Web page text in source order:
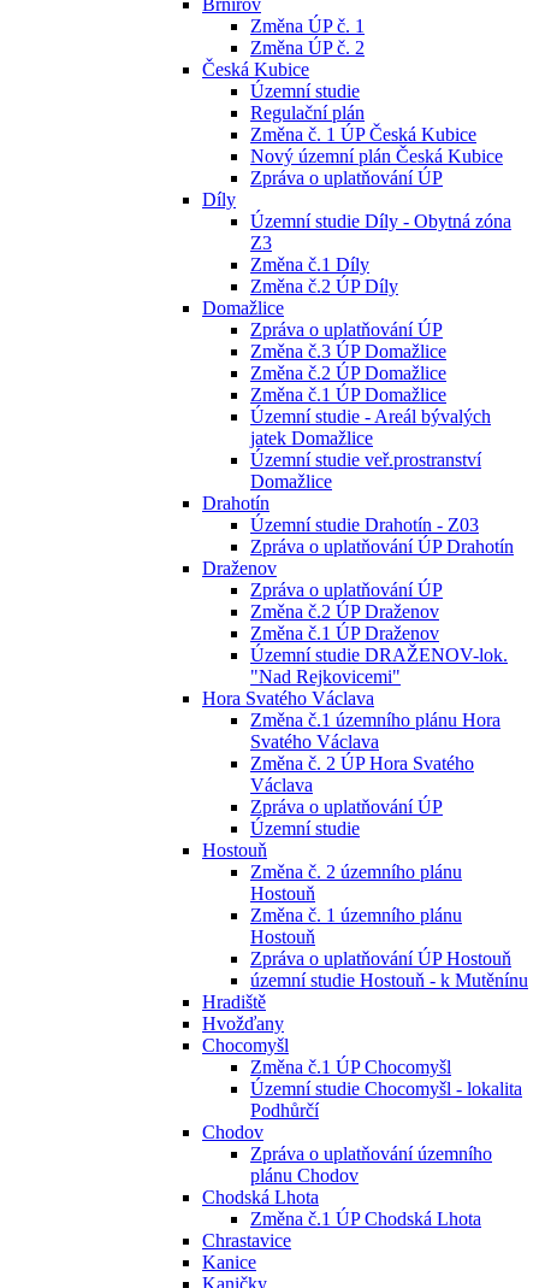
Brnířov
Změna ÚP č. 1
Změna ÚP č. 2
Česká Kubice
Územní studie
Regulační plán
Změna č. 1 ÚP Česká Kubice
Nový územní plán Česká Kubice
Zpráva o uplatňování ÚP
Díly
Územní studie Díly - Obytná zóna
Z3
Změna č.1 Díly
Změna č.2 ÚP Díly
Domažlice
Zpráva o uplatňování ÚP
Změna č.3 ÚP Domažlice
Změna č.2 ÚP Domažlice
Změna č.1 ÚP Domažlice
Územní studie - Areál bývalých
jatek Domažlice
Územní studie veř.prostranství
Domažlice
Drahotín
Územní studie Drahotín - Z03
Zpráva o uplatňování ÚP Drahotín
Draženov
Zpráva o uplatňování ÚP
Změna č.2 ÚP Draženov
Změna č.1 ÚP Draženov
Územní studie DRAŽENOV-lok.
"Nad Rejkovicemi"
Hora Svatého Václava
Změna č.1 územního plánu Hora
Svatého Václava
Změna č. 2 ÚP Hora Svatého
Václava
Zpráva o uplatňování ÚP
Územní studie
Hostouň
Změna č. 2 územního plánu
Hostouň
Změna č. 1 územního plánu
Hostouň
Zpráva o uplatňování ÚP Hostouň
územní studie Hostouň - k Mutěnínu
Hradiště
Hvožďany
Chocomyšl
Změna č.1 ÚP Chocomyšl
Územní studie Chocomyšl - lokalita
Podhůrčí
Chodov
Zpráva o uplatňování územního
plánu Chodov
Chodská Lhota
Změna č.1 ÚP Chodská Lhota
Chrastavice
Kanice
Kaničky